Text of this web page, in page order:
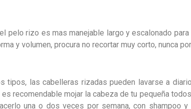
pelo rizo es mas manejable largo y escalonado
y volumen, procura no recortar muy corto, nunca
tipos, las cabelleras rizadas pueden lavarse a
recomendable mojar la cabeza de tu pequeña
una o dos veces por semana, con shampoo y